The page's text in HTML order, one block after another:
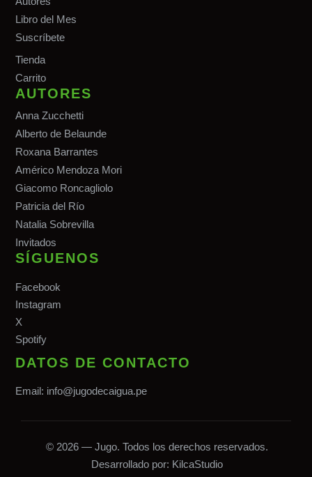
Libro del Mes
Suscríbete
Tienda
Carrito
AUTORES
Anna Zucchetti
Alberto de Belaunde
Roxana Barrantes
Américo Mendoza Mori
Giacomo Roncagliolo
Patricia del Río
Natalia Sobrevilla
Invitados
SÍGUENOS
Facebook
Instagram
X
Spotify
DATOS DE CONTACTO
Email: info@jugodecaigua.pe
© 2026 — Jugo. Todos los derechos reservados.
Desarrollado por: KilcaStudio